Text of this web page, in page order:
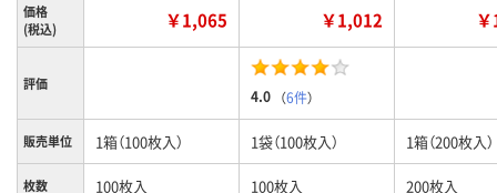
価格
(税込)
￥1,065 ￥1,012
評価
4.0 （6件）
販売単位 1箱（100枚入） 1袋（100枚入） 1箱（200枚入）
枚数 100枚入 100枚入 200枚入